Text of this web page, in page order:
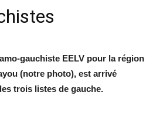
gauchiste EELV pour la région
(notre photo), est arrivé
trois listes de gauche.